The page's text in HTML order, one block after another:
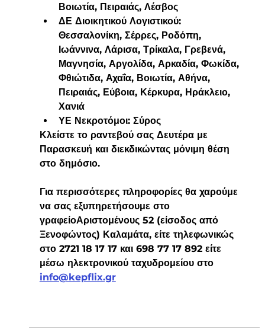
Βοιωτία, Πειραιάς, Λέσβος
ΔΕ Διοικητικού Λογιστικού:
Θεσσαλονίκη, Σέρρες, Ροδόπη,
Ιωάννινα, Λάρισα, Τρίκαλα, Γρεβενά,
Μαγνησία, Αργολίδα, Αρκαδία, Φωκίδα,
Φθιώτιδα, Αχαΐα, Βοιωτία, Αθήνα,
Πειραιάς, Εύβοια, Κέρκυρα, Ηράκλειο,
Χανιά
ΥΕ Νεκροτόμοι: Σύρος
Κλείστε το ραντεβού σας Δευτέρα με
Παρασκευή και διεκδικώντας μόνιμη θέση
στο δημόσιο.
Για περισσότερες πληροφορίες θα χαρούμε
να σας εξυπηρετήσουμε στο
γραφείοΑριστομένους 52 (είσοδος από
Ξενοφώντος) Καλαμάτα, είτε τηλεφωνικώς
στο 2721 18 17 17 και 698 77 17 892 είτε
μέσω ηλεκτρονικού ταχυδρομείου στο
info@kepflix.gr